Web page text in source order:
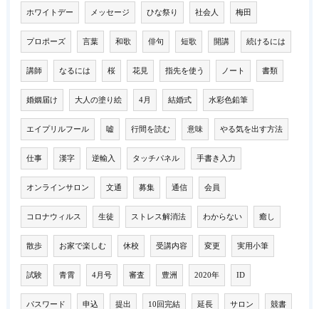
ホワイトデー メッセージ ひな祭り 社会人 梅田
プロポーズ 言葉 和歌 俳句 短歌 開講 続けるには
講師 なるには 桜 花見 指先を使う ノート 書類
婚姻届け 大人の塗り絵 4月 結婚式 水彩色鉛筆
エイプリルフール 嘘 行間を読む 意味 やる気を出す方法
仕事 漢字 逆輸入 タッチパネル 手書き入力
オンラインサロン 文通 募集 通信 会員
コロナウィルス 生徒 ストレス解消法 わからない 癒し
散歩 お家で楽しむ 休校 受講内容 変更 実用小筆
試験 青霄 4月号 審査 豊洲 2020年 ID
パスワード 申込 提出 10回完結 延長 サロン 競書